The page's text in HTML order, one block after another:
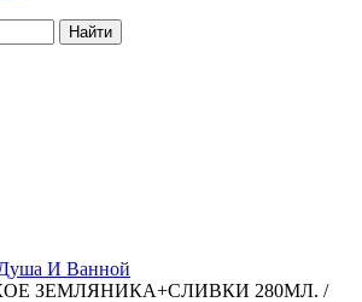
Найти
И Ванной
ЗЕМЛЯНИКА+СЛИВКИ 280МЛ. /